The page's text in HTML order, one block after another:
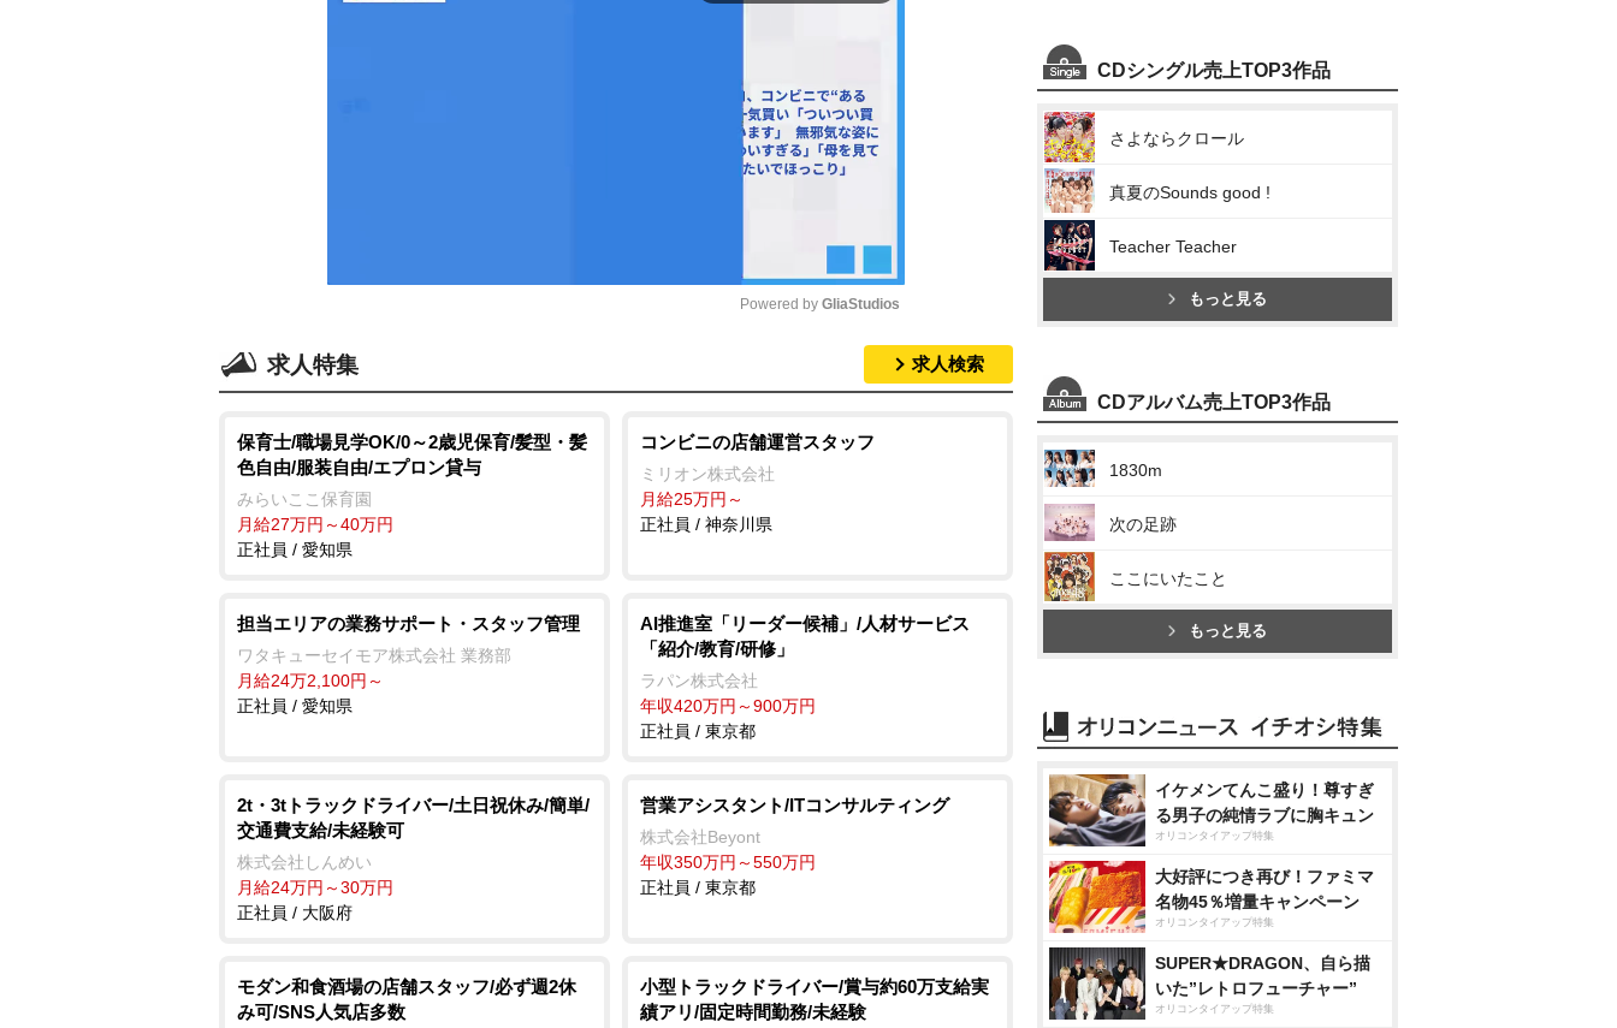
t
Powered by GliaStudios
求人特集 求人検索
保育士/職場見学OK/0～2歳児保育/髪型・髪
色自由/服装自由/エプロン貸与
みらいここ保育園
月給27万円～40万円
正社員 / 愛知県
コンビニの店舗運営スタッフ
ミリオン株式会社
月給25万円～
正社員 / 神奈川県
担当エリアの業務サポート・スタッフ管理
ワタキューセイモア株式会社 業務部
月給24万2,100円～
正社員 / 愛知県
AI推進室「リーダー候補」/人材サービス
「紹介/教育/研修」
ラパン株式会社
年収420万円～900万円
正社員 / 東京都
2t・3tトラックドライバー/土日祝休み/簡単/
交通費支給/未経験可
株式会社しんめい
月給24万円～30万円
正社員 / 大阪府
営業アシスタント/ITコンサルティング
株式会社Beyont
年収350万円～550万円
正社員 / 東京都
モダン和食酒場の店舗スタッフ/必ず週2休
み可/SNS人気店多数
小型トラックドライバー/賞与約60万支給実
績アリ/固定時間勤務/未経験
CDシングル売上TOP3作品
さよならクロール
真夏のSounds good !
Teacher Teacher
もっと見る
CDアルバム売上TOP3作品
1830m
次の足跡
ここにいたこと
もっと見る
イケメンてんこ盛り！尊すぎ
る男子の純情ラブに胸キュン
オリコンタイアップ特集
大好評につき再び！ファミマ
名物45％増量キャンペーン
オリコンタイアップ特集
SUPER★DRAGON、自ら描
いた”レトロフューチャー”
オリコンタイアップ特集